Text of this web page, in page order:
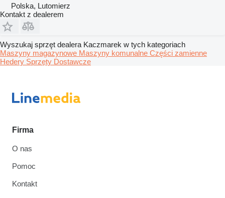
Polska, Lutomierz
Kontakt z dealerem
Wyszukaj sprzęt dealera Kaczmarek w tych kategoriach
Maszyny magazynowe Maszyny komunalne Części zamienne
Hedery Sprzęty Dostawcze
Firma
O nas
Pomoc
Kontakt